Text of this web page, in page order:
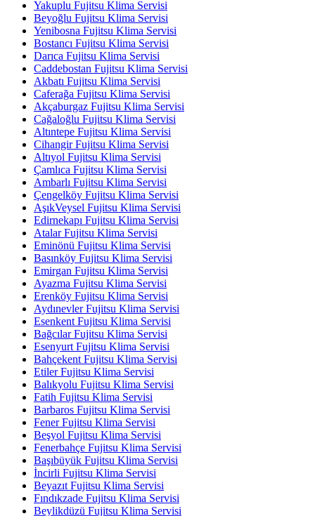
Yakuplu Fujitsu Klima Servisi
Beyoğlu Fujitsu Klima Servisi
Yenibosna Fujitsu Klima Servisi
Bostancı Fujitsu Klima Servisi
Darıca Fujitsu Klima Servisi
Caddebostan Fujitsu Klima Servisi
Akbatı Fujitsu Klima Servisi
Caferağa Fujitsu Klima Servisi
Akçaburgaz Fujitsu Klima Servisi
Cağaloğlu Fujitsu Klima Servisi
Altıntepe Fujitsu Klima Servisi
Cihangir Fujitsu Klima Servisi
Altıyol Fujitsu Klima Servisi
Çamlıca Fujitsu Klima Servisi
Ambarlı Fujitsu Klima Servisi
Çengelköy Fujitsu Klima Servisi
AşıkVeysel Fujitsu Klima Servisi
Edirnekapı Fujitsu Klima Servisi
Atalar Fujitsu Klima Servisi
Eminönü Fujitsu Klima Servisi
Basınköy Fujitsu Klima Servisi
Emirgan Fujitsu Klima Servisi
Ayazma Fujitsu Klima Servisi
Erenköy Fujitsu Klima Servisi
Aydınevler Fujitsu Klima Servisi
Esenkent Fujitsu Klima Servisi
Bağcılar Fujitsu Klima Servisi
Esenyurt Fujitsu Klima Servisi
Bahçekent Fujitsu Klima Servisi
Etiler Fujitsu Klima Servisi
Balıkyolu Fujitsu Klima Servisi
Fatih Fujitsu Klima Servisi
Barbaros Fujitsu Klima Servisi
Fener Fujitsu Klima Servisi
Beşyol Fujitsu Klima Servisi
Fenerbahçe Fujitsu Klima Servisi
Başıbüyük Fujitsu Klima Servisi
İncirli Fujitsu Klima Servisi
Beyazıt Fujitsu Klima Servisi
Fındıkzade Fujitsu Klima Servisi
Beylikdüzü Fujitsu Klima Servisi